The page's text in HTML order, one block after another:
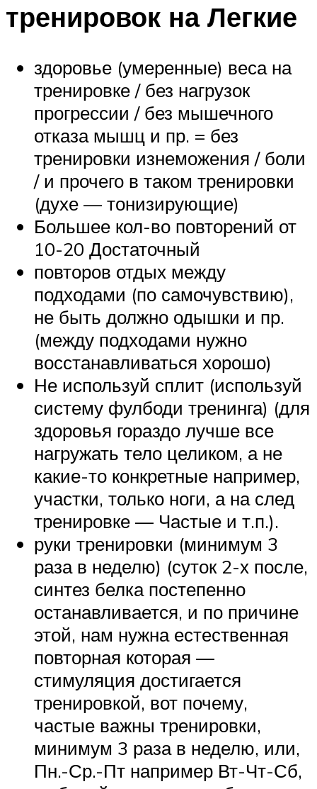
тренировок на Легкие
здоровье (умеренные) веса на
тренировке / без нагрузок
прогрессии / без мышечного
отказа мышц и пр. = без
тренировки изнеможения / боли
/ и прочего в таком тренировки
(духе — тонизирующие)
Большее кол-во повторений от
10-20 Достаточный
повторов отдых между
подходами (по самочувствию),
не быть должно одышки и пр.
(между подходами нужно
восстанавливаться хорошо)
Не используй сплит (используй
систему фулбоди тренинга) (для
здоровья гораздо лучше все
нагружать тело целиком, а не
какие-то конкретные например,
участки, только ноги, а на след
тренировке — Частые и т.п.).
руки тренировки (минимум 3
раза в неделю) (суток 2-х после,
синтез белка постепенно
останавливается, и по причине
этой, нам нужна естественная
повторная которая —
стимуляция достигается
тренировкой, вот почему,
частые важны тренировки,
минимум 3 раза в неделю, или,
Пн.-Ср.-Пт например Вт-Чт-Сб,